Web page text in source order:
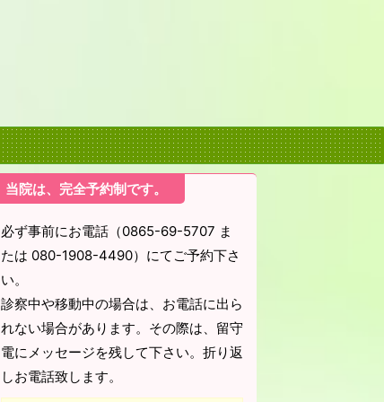
当院は、完全予約制です。
必ず事前にお電話（0865-69-5707 ま
たは 080-1908-4490）にてご予約下さ
い。
診察中や移動中の場合は、お電話に出ら
れない場合があります。その際は、留守
電にメッセージを残して下さい。折り返
しお電話致します。